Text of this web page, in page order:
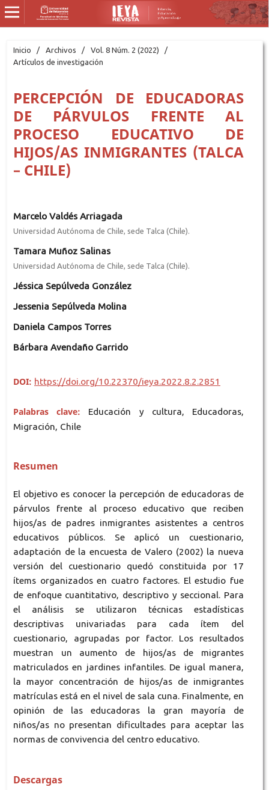
Inicio / Archivos / Vol. 8 Núm. 2 (2022)
/
Artículos de investigación
PERCEPCIÓN DE EDUCADORAS
DE PÁRVULOS FRENTE AL
PROCESO EDUCATIVO DE
HIJOS/AS INMIGRANTES (TALCA
– CHILE)
Marcelo Valdés Arriagada
Universidad Autónoma de Chile, sede Talca (Chile).
Tamara Muñoz Salinas
Universidad Autónoma de Chile, sede Talca (Chile).
Jéssica Sepúlveda González
Jessenia Sepúlveda Molina
Daniela Campos Torres
Bárbara Avendaño Garrido
DOI: https://doi.org/10.22370/ieya.2022.8.2.2851
Palabras clave: Educación y cultura, Educadoras,
Migración, Chile
Resumen
El objetivo es conocer la percepción de educadoras de
párvulos frente al proceso educativo que reciben
hijos/as de padres inmigrantes asistentes a centros
educativos públicos. Se aplicó un cuestionario,
adaptación de la encuesta de Valero (2002) la nueva
versión del cuestionario quedó constituida por 17
ítems organizados en cuatro factores. El estudio fue
de enfoque cuantitativo, descriptivo y seccional. Para
el análisis se utilizaron técnicas estadísticas
descriptivas univariadas para cada ítem del
cuestionario, agrupadas por factor. Los resultados
muestran un aumento de hijos/as de migrantes
matriculados en jardines infantiles. De igual manera,
la mayor concentración de hijos/as de inmigrantes
matrículas está en el nivel de sala cuna. Finalmente, en
opinión de las educadoras la gran mayoría de
niños/as no presentan dificultades para aceptar las
normas de convivencia del centro educativo.
Descargas